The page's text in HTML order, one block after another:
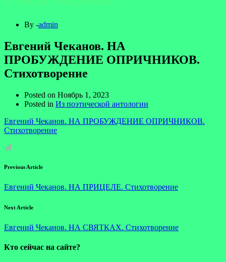
By -admin
Евгений Чеканов. НА
ПРОБУЖДЕНИЕ ОПРИЧНИКОВ.
Стихотворение
Posted on Ноябрь 1, 2023
Posted in Из поэтической антологии
Евгений Чеканов. НА ПРОБУЖДЕНИЕ ОПРИЧНИКОВ.
Стихотворение
Previous Article
Евгений Чеканов. НА ПРИЦЕЛЕ. Стихотворение
Next Article
Евгений Чеканов. НА СВЯТКАХ. Стихотворение
Кто сейчас на сайте?